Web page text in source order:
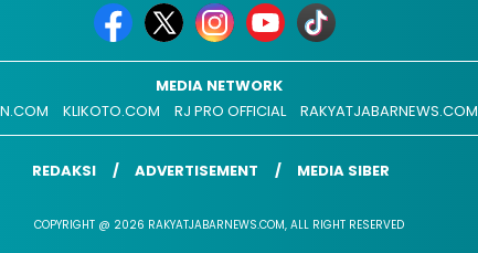
MEDIA NETWORK
KLIKOTO.COM RJ PRO OFFICIAL RAKYATJABARNEWS.COM
REDAKSI ADVERTISEMENT MEDIA SIBER
COPYRIGHT @ 2026 RAKYATJABARNEWS.COM, ALL RIGHT RESERVED